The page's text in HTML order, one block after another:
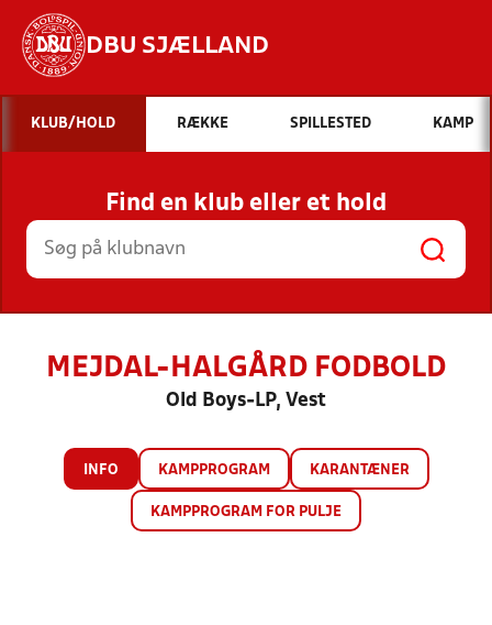
DBU SJÆLLAND
Hvad vil du søge efter?
INDHOLD OG NYHEDER
STILLINGER, RESULTATER, KLUBBER OG
HOLD
KLUB/HOLD RÆKKE SPILLESTED KAMP
Find en klub eller et hold
MEJDAL-HALGÅRD FODBOLD
Old Boys-LP, Vest
INFO KAMPPROGRAM KARANTÆNER
KAMPPROGRAM FOR PULJE